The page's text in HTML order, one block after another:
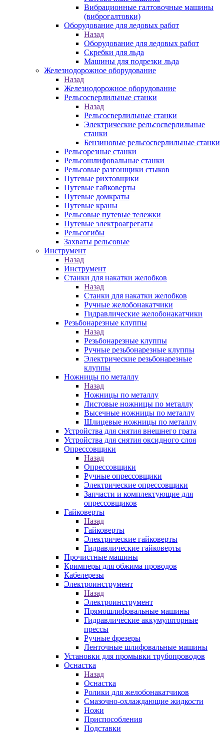
Вибрационные галтовочные машины
(виброгалтовки)
Оборудование для ледовых работ
Назад
Оборудование для ледовых работ
Скребки для льда
Машины для подрезки льда
Железнодорожное оборудование
Назад
Железнодорожное оборудование
Рельсосверлильные станки
Назад
Рельсосверлильные станки
Электрические рельсосверлильные
станки
Бензиновые рельсосверлильные станки
Рельсорезные станки
Рельсошлифовальные станки
Рельсовые разгонщики стыков
Путевые рихтовщики
Путевые гайковерты
Путевые домкраты
Путевые краны
Рельсовые путевые тележки
Путевые электроагрегаты
Рельсогибы
Захваты рельсовые
Инструмент
Назад
Инструмент
Станки для накатки желобков
Назад
Станки для накатки желобков
Ручные желобонакатчики
Гидравлические желобонакатчики
Резьбонарезные клуппы
Назад
Резьбонарезные клуппы
Ручные резьбонарезные клуппы
Электрические резьбонарезные
клуппы
Ножницы по металлу
Назад
Ножницы по металлу
Листовые ножницы по металлу
Высечные ножницы по металлу
Шлицевые ножницы по металлу
Устройства для снятия внешнего грата
Устройства для снятия оксидного слоя
Опрессовщики
Назад
Опрессовщики
Ручные опрессовщики
Электрические опрессовщики
Запчасти и комплектующие для
опрессовщиков
Гайковерты
Назад
Гайковерты
Электрические гайковерты
Гидравлические гайковерты
Прочистные машины
Кримперы для обжима проводов
Кабелерезы
Электроинструмент
Назад
Электроинструмент
Прямошлифовальные машины
Гидравлические аккумуляторные
прессы
Ручные фрезеры
Ленточные шлифовальные машины
Установки для промывки трубопроводов
Оснастка
Назад
Оснастка
Ролики для желобонакатчиков
Смазочно-охлаждающие жидкости
Ножи
Приспособления
Подставки